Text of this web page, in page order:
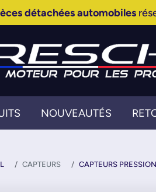
détachées automobiles
NOUVEAUTÉS
CAPTEURS CAPTEURS